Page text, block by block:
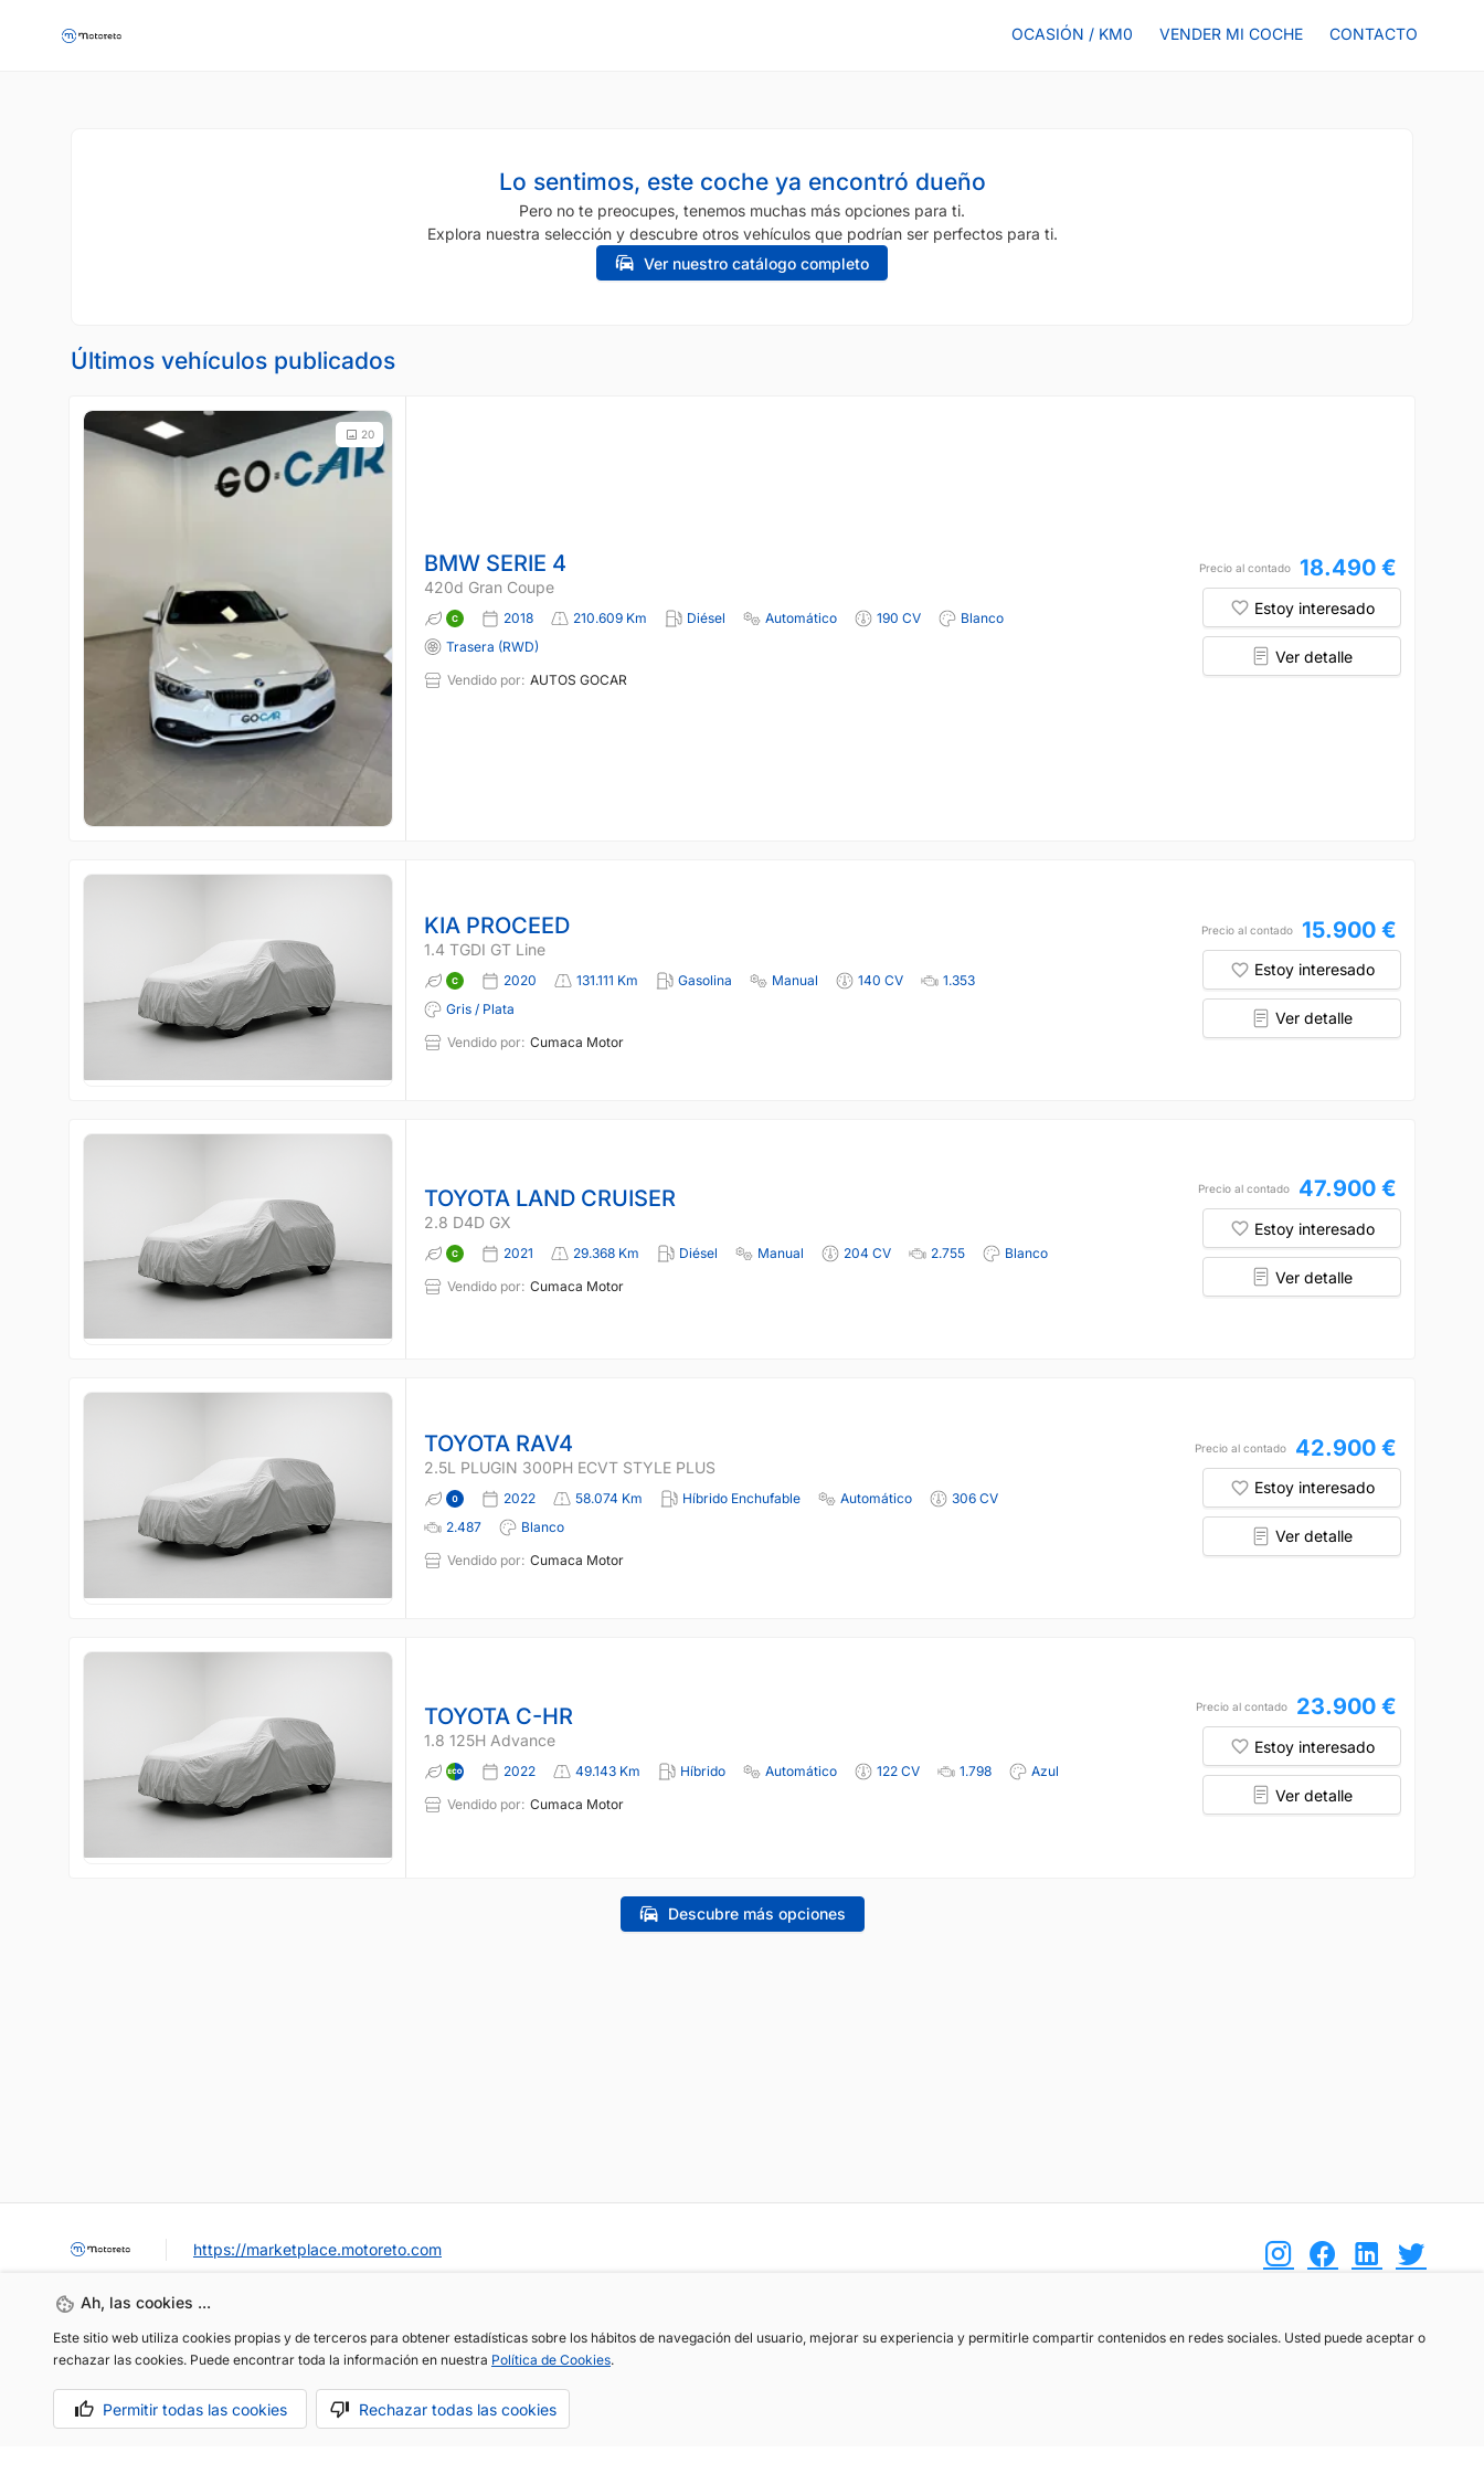
OCASIÓN / KM0 VENDER MI COCHE CONTACTO
Lo sentimos, este coche ya encontró dueño
Pero no te preocupes, tenemos muchas más opciones para ti.
Explora nuestra selección y descubre otros vehículos que podrían ser perfectos para ti.
Ver nuestro catálogo completo
Últimos vehículos publicados
20
BMW SERIE 4
420d Gran Coupe
2018 210.609 Km Diésel Automático 190 CV
Blanco
Trasera (RWD)
Vendido por: AUTOS GOCAR
Precio al contado 18.490 €
Estoy interesado
Ver detalle
KIA PROCEED
1.4 TGDI GT Line
2020 131.111 Km Gasolina Manual 140 CV
1.353
Gris / Plata
Vendido por: Cumaca Motor
Precio al contado 15.900 €
Estoy interesado
Ver detalle
TOYOTA LAND CRUISER
2.8 D4D GX
2021 29.368 Km Diésel Manual 204 CV 2.755
Blanco
Vendido por: Cumaca Motor
Precio al contado 47.900 €
Estoy interesado
Ver detalle
TOYOTA RAV4
2.5L PLUGIN 300PH ECVT STYLE PLUS
2022 58.074 Km Híbrido Enchufable Automático
306 CV
2.487
Blanco
Vendido por: Cumaca Motor
Precio al contado 42.900 €
Estoy interesado
Ver detalle
TOYOTA C-HR
1.8 125H Advance
2022 49.143 Km Híbrido Automático 122 CV 1.798
Azul
Vendido por: Cumaca Motor
Precio al contado 23.900 €
Estoy interesado
Ver detalle
Descubre más opciones
Ah, las cookies ...
Este sitio web utiliza cookies propias y de terceros para obtener estadísticas sobre los hábitos de navegación del usuario, mejorar su experiencia y permitirle compartir contenidos en redes sociales. Usted puede aceptar o
rechazar las cookies. Puede encontrar toda la información en nuestra Política de Cookies.
Permitir todas las cookies Rechazar todas las cookies
https://marketplace.motoreto.com
info@motoreto.com